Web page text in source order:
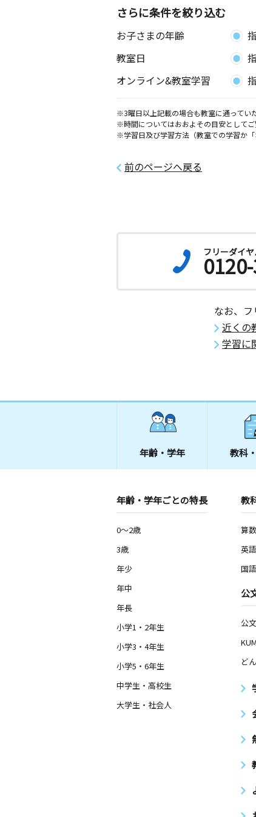
さらに条件を絞り込む
お子さまの年齢
教室日
オンライン&教室学習
※3曜日以上記載の場合も教室に通ってい
※時間についてはおおよその目安として
※学習日及び学習方法（教室での学習か
前のページへ戻る
フリーダイ
なお、
近くの
学習に
年齢・学年 教科
年齢・学年ごとの特長
0～2歳
3歳
年少
年中
年長
小学1・2年生
小学3・4年生
小学5・6年生
中学生・高校生
大学生・社会人
教
算
英語
国語
公
公
ど